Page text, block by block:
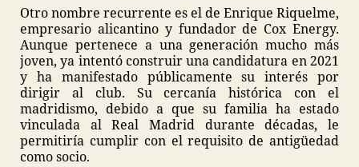
Otro nombre recurrente es el de Enrique Riquelme,
empresario alicantino y fundador de Cox Energy.
Aunque pertenece a una generación mucho más
joven, ya intentó construir una candidatura en 2021
y ha manifestado públicamente su interés por
dirigir al club. Su cercanía histórica con el
madridismo, debido a que su familia ha estado
vinculada al Real Madrid durante décadas, le
permitiría cumplir con el requisito de antigüedad
como socio.